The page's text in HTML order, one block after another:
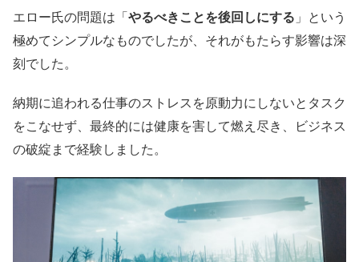
エロー氏の問題は「やるべきことを後回しにする 」という
極めてシンプルなものでしたが、それがもたらす影響は深
刻でした。
納期に追われる仕事のストレスを原動力にしないとタスク
をこなせず、最終的には健康を害して燃え尽き、ビジネス
の破綻まで経験しました。